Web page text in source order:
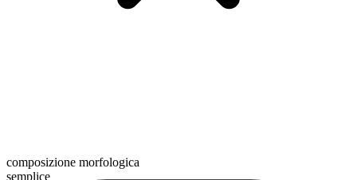
composizione morfologica
semplice